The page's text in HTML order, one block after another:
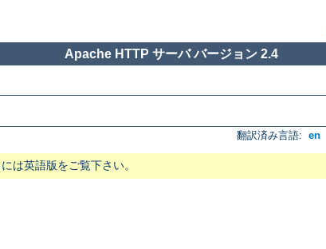
Apache HTTP サーバ バージョン 2.4
翻訳済み言語: en
は英語版をご覧下さい。